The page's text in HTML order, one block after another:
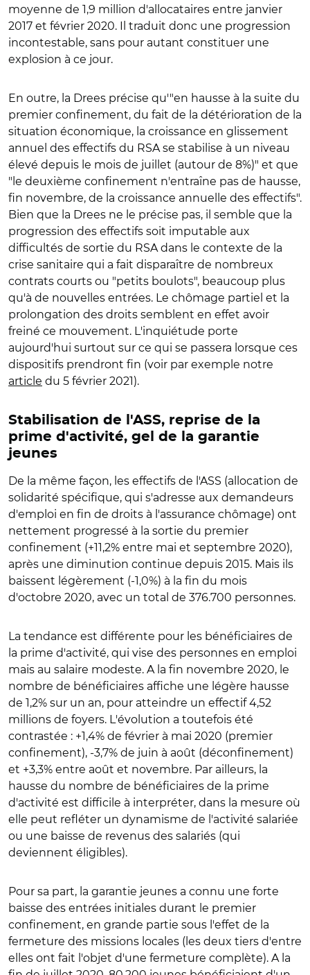
moyenne de 1,9 million d'allocataires entre janvier
2017 et février 2020. Il traduit donc une progression
incontestable, sans pour autant constituer une
explosion à ce jour.
En outre, la Drees précise qu'"en hausse à la suite du
premier confinement, du fait de la détérioration de la
situation économique, la croissance en glissement
annuel des effectifs du RSA se stabilise à un niveau
élevé depuis le mois de juillet (autour de 8%)" et que
"le deuxième confinement n'entraîne pas de hausse,
fin novembre, de la croissance annuelle des effectifs".
Bien que la Drees ne le précise pas, il semble que la
progression des effectifs soit imputable aux
difficultés de sortie du RSA dans le contexte de la
crise sanitaire qui a fait disparaître de nombreux
contrats courts ou "petits boulots", beaucoup plus
qu'à de nouvelles entrées. Le chômage partiel et la
prolongation des droits semblent en effet avoir
freiné ce mouvement. L'inquiétude porte
aujourd'hui surtout sur ce qui se passera lorsque ces
dispositifs prendront fin (voir par exemple notre
article du 5 février 2021).
Stabilisation de l'ASS, reprise de la
prime d'activité, gel de la garantie
jeunes
De la même façon, les effectifs de l'ASS (allocation de
solidarité spécifique, qui s'adresse aux demandeurs
d'emploi en fin de droits à l'assurance chômage) ont
nettement progressé à la sortie du premier
confinement (+11,2% entre mai et septembre 2020),
après une diminution continue depuis 2015. Mais ils
baissent légèrement (-1,0%) à la fin du mois
d'octobre 2020, avec un total de 376.700 personnes.
La tendance est différente pour les bénéficiaires de
la prime d'activité, qui vise des personnes en emploi
mais au salaire modeste. A la fin novembre 2020, le
nombre de bénéficiaires affiche une légère hausse
de 1,2% sur un an, pour atteindre un effectif 4,52
millions de foyers. L'évolution a toutefois été
contrastée : +1,4% de février à mai 2020 (premier
confinement), -3,7% de juin à août (déconfinement)
et +3,3% entre août et novembre. Par ailleurs, la
hausse du nombre de bénéficiaires de la prime
d'activité est difficile à interpréter, dans la mesure où
elle peut refléter un dynamisme de l'activité salariée
ou une baisse de revenus des salariés (qui
deviennent éligibles).
Pour sa part, la garantie jeunes a connu une forte
baisse des entrées initiales durant le premier
confinement, en grande partie sous l'effet de la
fermeture des missions locales (les deux tiers d'entre
elles ont fait l'objet d'une fermeture complète). A la